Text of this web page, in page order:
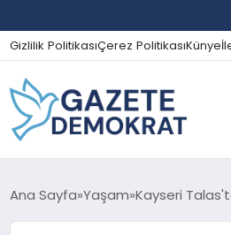
Gizlilik PolitikasıÇerez PolitikasıKünye
GÜNDEM
Ana Sayfa Yaşam Kayseri